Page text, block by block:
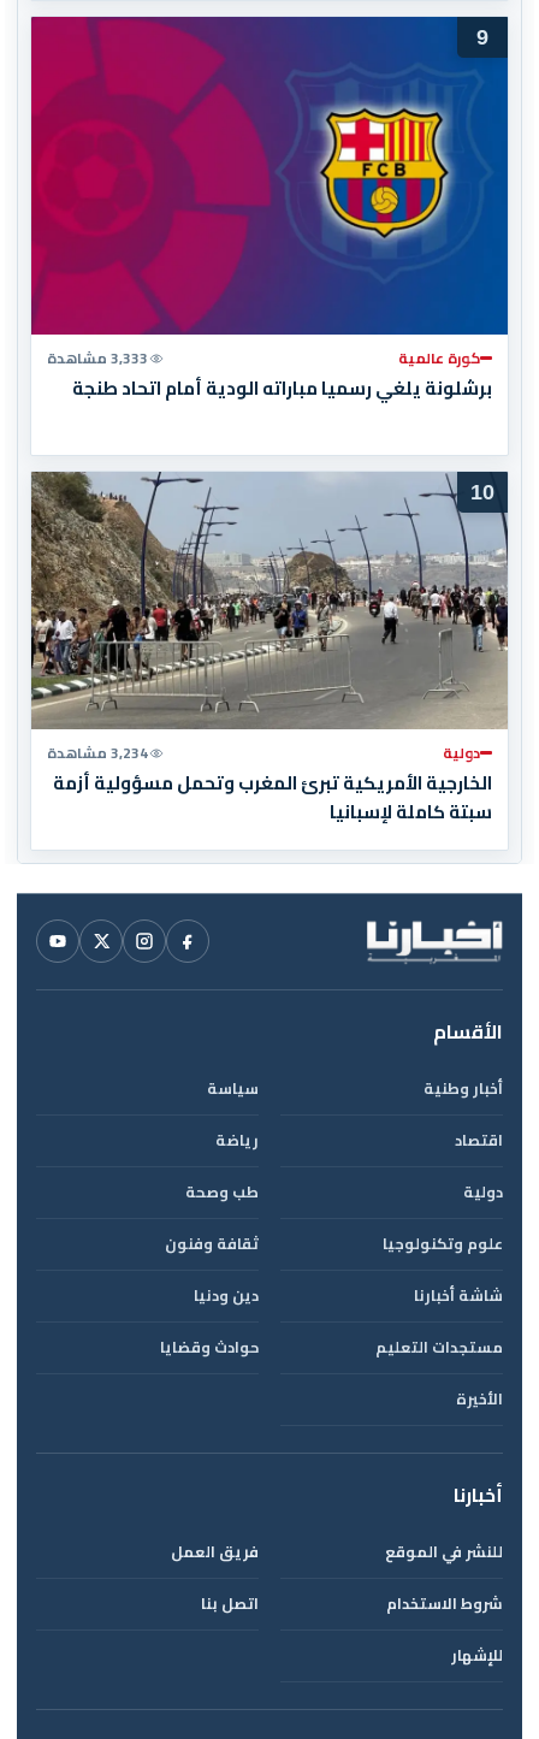
9
كورة عالمية 3,333 مشاهدة
برشلونة يلغي رسميا مباراته الودية أمام اتحاد طنجة
10
دولية 3,234 مشاهدة
الخارجية الأمريكية تبرئ المغرب وتحمل مسؤولية أزمة
سبتة كاملة لإسبانيا
الأقسام
أخبار وطنية
سياسة
اقتصاد
رياضة
دولية
طب وصحة
علوم وتكنولوجيا
ثقافة وفنون
شاشة أخبارنا
دين ودنيا
مستجدات التعليم
حوادث وقضايا
الأخيرة
أخبارنا
للنشر في الموقع
فريق العمل
شروط الاستخدام
اتصل بنا
للإشهار